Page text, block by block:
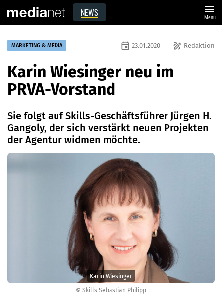
NEWS menu
Menü
© Skills Sebastian Philipp
Karin Wiesinger
MARKETING & MEDIA draw Redaktion
event 23.01.2020
Karin Wiesinger neu im
PRVA-Vorstand
Sie folgt auf Skills-Geschäftsführer Jürgen H.
Gangoly, der sich verstärkt neuen Projekten
der Agentur widmen möchte.